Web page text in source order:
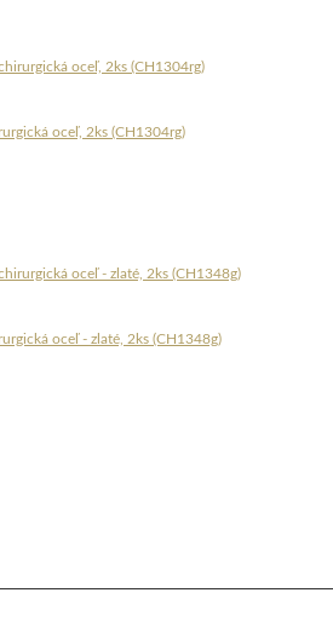
oceľ, 2ks (CH1304rg)
oceľ - zlaté, 2ks (CH1348g)